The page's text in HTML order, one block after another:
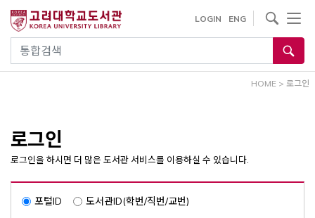
건
통합검색
LOGIN ENG
사이트내 검색
HOME > 로그인
로그인
로그인을 하시면 더 많은 도서관 서비스를 이용하실 수 있습니다.
포털ID 도서관ID(학번/직번/교번)